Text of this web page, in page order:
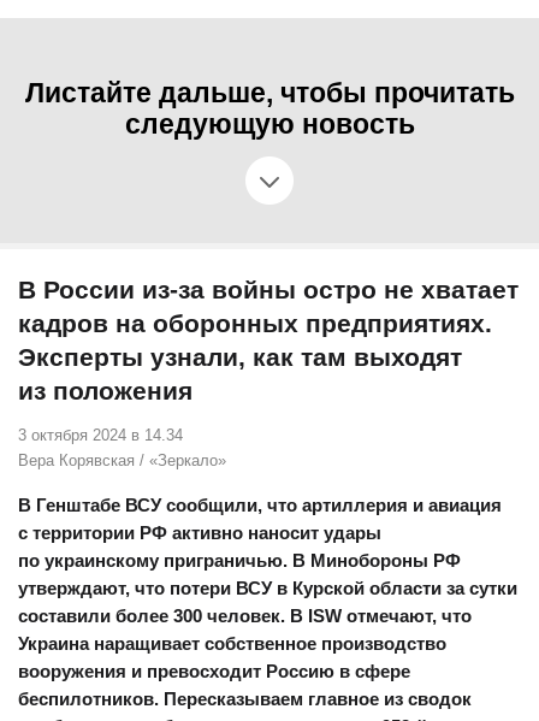
Листайте дальше, чтобы прочитать
следующую новость